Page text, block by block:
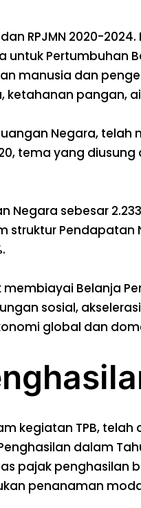
RPJMN 2020-
untuk Pertumbuhan
manusia dan
ketahanan
Negara, telah
tema yang
Negara sebesar
struktur
Belanja
sosial,
global dan
kegiatan TPB,
dalam
pajak
penanaman